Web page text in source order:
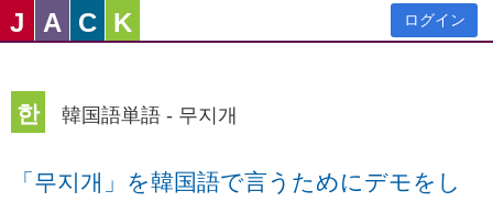
J A C K ログイン
한 韓国語単語 - 무지개
「무지개」を韓国語で言うためにデモをし